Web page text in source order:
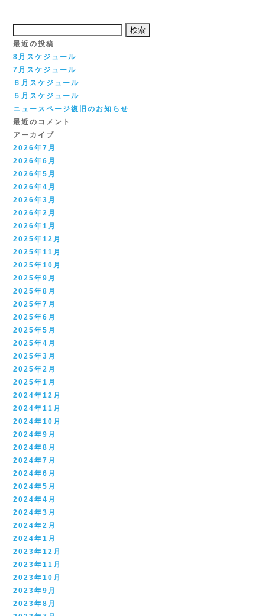
索:
最近の投稿
8月スケジュール
7月スケジュール
６月スケジュール
５月スケジュール
ニュースページ復旧のお知らせ
最近のコメント
アーカイブ
2026年7月
2026年6月
2026年5月
2026年4月
2026年3月
2026年2月
2026年1月
2025年12月
2025年11月
2025年10月
2025年9月
2025年8月
2025年7月
2025年6月
2025年5月
2025年4月
2025年3月
2025年2月
2025年1月
2024年12月
2024年11月
2024年10月
2024年9月
2024年8月
2024年7月
2024年6月
2024年5月
2024年4月
2024年3月
2024年2月
2024年1月
2023年12月
2023年11月
2023年10月
2023年9月
2023年8月